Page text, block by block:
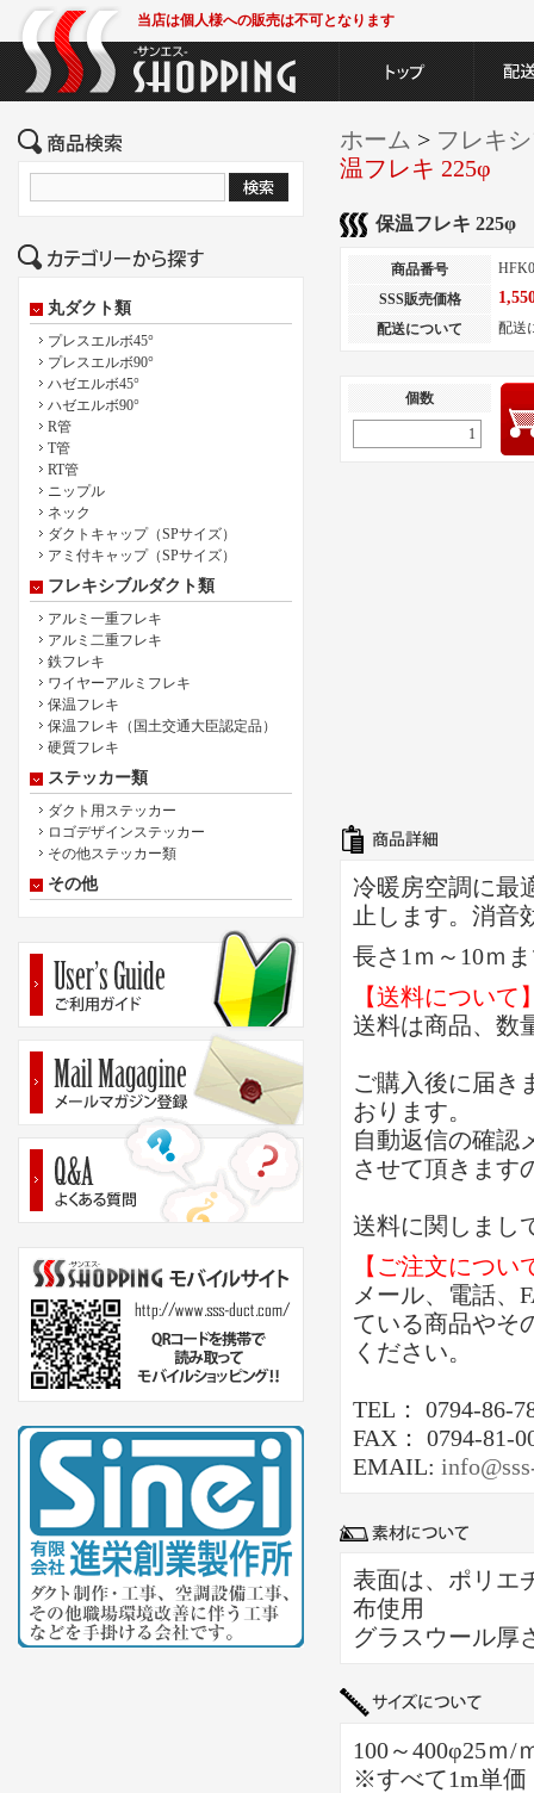
当店は個人様への販売は不可となります
丸ダクト類
プレスエルボ45°
プレスエルボ90°
ハゼエルボ45°
ハゼエルボ90°
R管
T管
RT管
ニップル
ネック
ダクトキャップ（SPサイズ）
アミ付キャップ（SPサイズ）
フレキシブルダクト類
アルミ一重フレキ
アルミ二重フレキ
鉄フレキ
ワイヤーアルミフレキ
保温フレキ
保温フレキ（国土交通大臣認定品）
硬質フレキ
ステッカー類
ダクト用ステッカー
ロゴデザインステッカー
その他ステッカー類
その他
ホーム > フレキ
温フレキ 225φ
保温フレキ 225φ
商品番号
SSS販売価格
配送について 配送
個数
冷暖房空調に最
止します。消音
長さ1ｍ～10ｍ
【送料について
送料は商品、数
ご購入後に届き
おります。
自動返信の確認
させて頂きます
送料に関しまし
【ご注文につい
メール、電話、
ている商品やそ
ください。
TEL： 0794-86-
FAX： 0794-81-
EMAIL:
表面は、ポリエ
布使用
グラスウール
100～400φ25ｍ/
※すべて1m単価